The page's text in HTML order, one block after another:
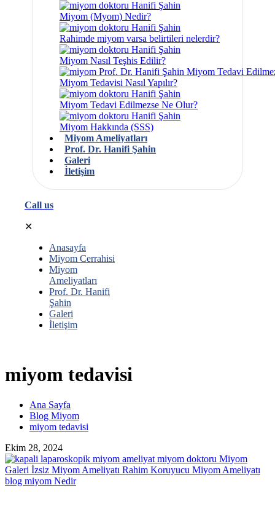
Miyom (Myom) Nedir?
Rahimde miyom varsa belirtileri nelerdir?
Miyom Nasıl Teşhis Edilir?
Miyom Tedavisi Nasıl Yapılır?
Miyom Tedavi Edilmezse Ne Olur?
Miyom Hakkında (SSS)
Miyom Ameliyatları
Prof. Dr. Hanifi Şahin
Galeri
İletişim
Call us
✕
Anasayfa
Miyom Cerrahisi
Miyom
Ameliyatları
Prof. Dr. Hanifi
Şahin
Galeri
İletişim
miyom tedavisi
Ana Sayfa
Blog Miyom
miyom tedavisi
Ekim 28, 2024